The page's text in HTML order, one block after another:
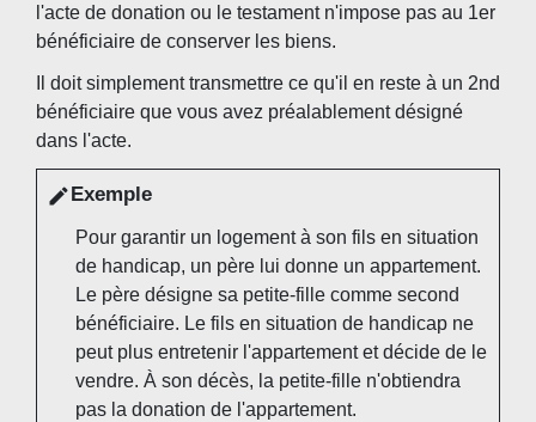
l'acte de donation ou le testament n'impose pas au 1er
bénéficiaire de conserver les biens.
Il doit simplement transmettre ce qu'il en reste à un 2nd
bénéficiaire que vous avez préalablement désigné
dans l'acte.
edit Exemple
Pour garantir un logement à son fils en situation
de handicap, un père lui donne un appartement.
Le père désigne sa petite-fille comme second
bénéficiaire. Le fils en situation de handicap ne
peut plus entretenir l'appartement et décide de le
vendre. À son décès, la petite-fille n'obtiendra
pas la donation de l'appartement.